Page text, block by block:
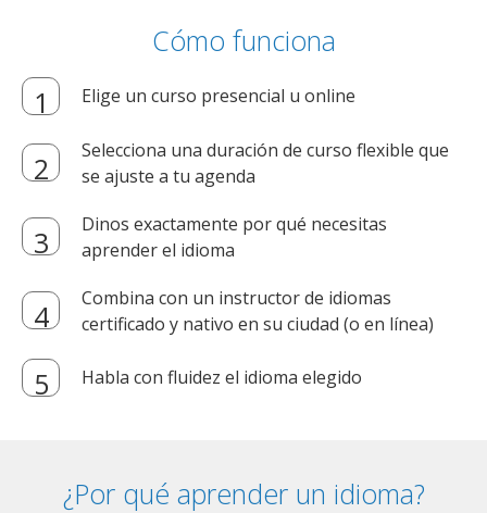
Cómo funciona
Elige un curso presencial u online
Selecciona una duración de curso flexible que
se ajuste a tu agenda
Dinos exactamente por qué necesitas
aprender el idioma
Combina con un instructor de idiomas
certificado y nativo en su ciudad (o en línea)
Habla con fluidez el idioma elegido
¿Por qué aprender un idioma?